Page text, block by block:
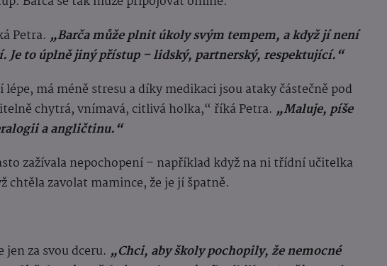
Petra. „Barča může plnit úkoly svým tempem, a když jí není
Je to úplně jiný přístup – lidský, partnerský, respektující.“
lépe, má méně stresu a díky medikaci jsou ataky částečně pod
chytrá, vnímavá, citlivá holka,“ říká Petra. „Maluje, píše
a angličtinu.“
zažívala nepochopení – například když na ni třídní učitelka
chtěla zavolat mamince, že je jí špatně.
jen za svou dceru. „Chci, aby školy pochopily, že nemocné